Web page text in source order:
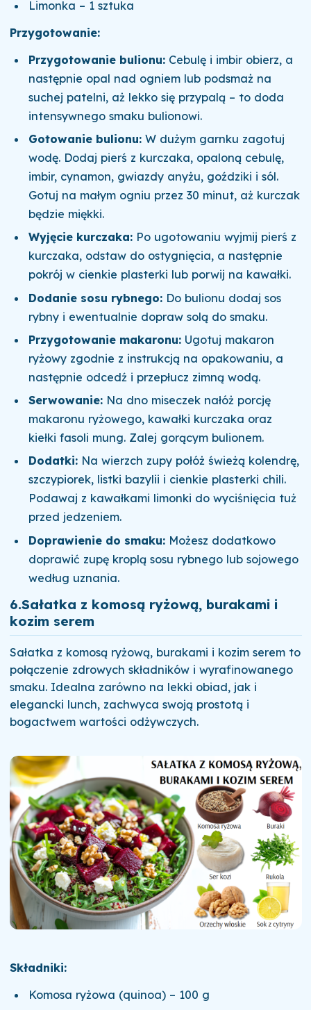
Limonka – 1 sztuka
Przygotowanie:
Przygotowanie bulionu: Cebulę i imbir obierz, a
następnie opal nad ogniem lub podsmaż na
suchej patelni, aż lekko się przypalą – to doda
intensywnego smaku bulionowi.
Gotowanie bulionu:W dużym garnku zagotuj
wodę. Dodaj pierś z kurczaka, opaloną cebulę,
imbir, cynamon, gwiazdy anyżu, goździki i sól.
Gotuj na małym ogniu przez 30 minut, aż kurczak
będzie miękki.
Wyjęcie kurczaka: Po ugotowaniu wyjmij pierś z
kurczaka, odstaw do ostygnięcia, a następnie
pokrój w cienkie plasterki lub porwij na kawałki.
Dodanie sosu rybnego: Do bulionu dodaj sos
rybny i ewentualnie dopraw solą do smaku.
Przygotowanie makaronu: Ugotuj makaron
ryżowy zgodnie z instrukcją na opakowaniu, a
następnie odcedź i przepłucz zimną wodą.
Serwowanie: Na dno miseczek nałóż porcję
makaronu ryżowego, kawałki kurczaka oraz
kiełki fasoli mung. Zalej gorącym bulionem.
Dodatki: Na wierzch zupy połóż świeżą kolendrę,
szczypiorek, listki bazylii i cienkie plasterki chili.
Podawaj z kawałkami limonki do wyciśnięcia tuż
przed jedzeniem.
Doprawienie do smaku: Możesz dodatkowo
doprawić zupę kroplą sosu rybnego lub sojowego
według uznania.
6.Sałatka z komosą ryżową, burakami i
kozim serem
Sałatka z komosą ryżową, burakami i kozim serem to
połączenie zdrowych składników i wyrafinowanego
smaku. Idealna zarówno na lekki obiad, jak i
elegancki lunch, zachwyca swoją prostotą i
bogactwem wartości odżywczych.
Składniki:
Komosa ryżowa (quinoa) – 100 g